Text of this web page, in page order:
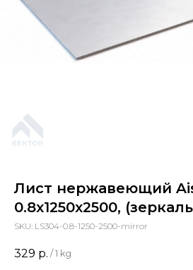
Лист нержавеющий
0.8х1250х2500,
SKU: LS304-0.8-1250-2500-mirror
329 р. / 1 kg